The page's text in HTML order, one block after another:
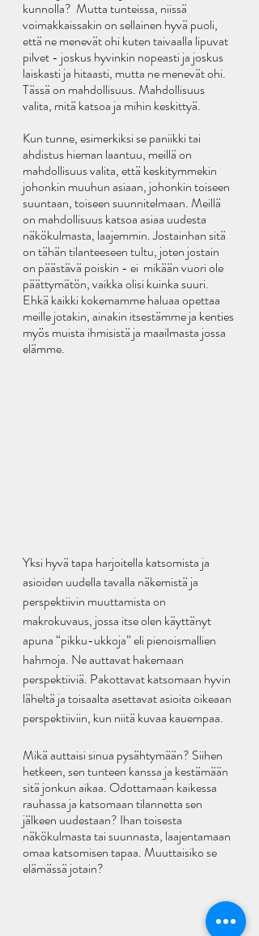
kunnolla?  Mutta tunteissa, niissä
voimakkaissakin on sellainen hyvä puoli,
että ne menevät ohi kuten taivaalla lipuvat
pilvet - joskus hyvinkin nopeasti ja joskus
laiskasti ja hitaasti, mutta ne menevät ohi.
Tässä on mahdollisuus. Mahdollisuus
valita, mitä katsoa ja mihin keskittyä.
Kun tunne, esimerkiksi se paniikki tai
ahdistus hieman laantuu, meillä on
mahdollisuus valita, että keskitymmekin
johonkin muuhun asiaan, johonkin toiseen
suuntaan, toiseen suunnitelmaan. Meillä
on mahdollisuus katsoa asiaa uudesta
näkökulmasta, laajemmin. Jostainhan sitä
on tähän tilanteeseen tultu, joten jostain
on päästävä poiskin - ei  mikään vuori ole
päättymätön, vaikka olisi kuinka suuri.
Ehkä kaikki kokemamme haluaa opettaa
meille jotakin, ainakin itsestämme ja kenties
myös muista ihmisistä ja maailmasta jossa
elämme.
Yksi hyvä tapa harjoitella katsomista ja
asioiden uudella tavalla näkemistä ja
perspektiivin muuttamista on
makrokuvaus, jossa itse olen käyttänyt
apuna “pikku-ukkoja” eli pienoismallien
hahmoja. Ne auttavat hakemaan
perspektiiviä. Pakottavat katsomaan hyvin
läheltä ja toisaalta asettavat asioita oikeaan
perspektiiviin, kun niitä kuvaa kauempaa.
Mikä auttaisi sinua pysähtymään? Siihen
hetkeen, sen tunteen kanssa ja kestämään
sitä jonkun aikaa. Odottamaan kaikessa
rauhassa ja katsomaan tilannetta sen
jälkeen uudestaan? Ihan toisesta
näkökulmasta tai suunnasta, laajentamaan
omaa katsomisen tapaa. Muuttaisiko se
elämässä jotain?